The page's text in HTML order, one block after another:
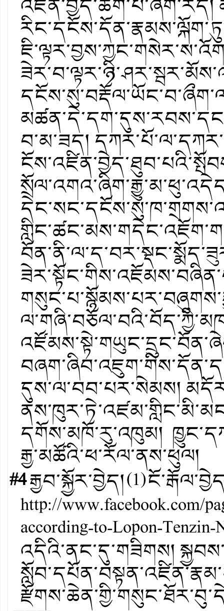
བ་མ་ཟད།
དུས་ལ་བབ་པར་སེམས།
དགོས་མཁོ་རུ་འཁུམ།
རྒྱ་མཚོའི་ཕ་རོལ་ནས་ཕུལ།
#4རྒྱབ་སྐྱོར་བྱེད།(1)
http://www.facebook.com/
according-to-Lopon-Tenzin-
འདིའི་ནང་དུ་གཟིགས།